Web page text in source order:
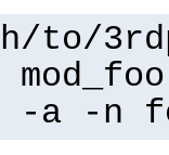
to/
a -n